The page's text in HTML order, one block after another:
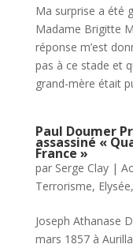
Ma surprise a été
Madame Brigitte
réponse m’est
pas à ce stade et
grand-mère était
Paul Doumer
assassiné «
France »
par Serge Clay|
Terrorisme, Elysée,
Joseph Athanase
mars 1857 à